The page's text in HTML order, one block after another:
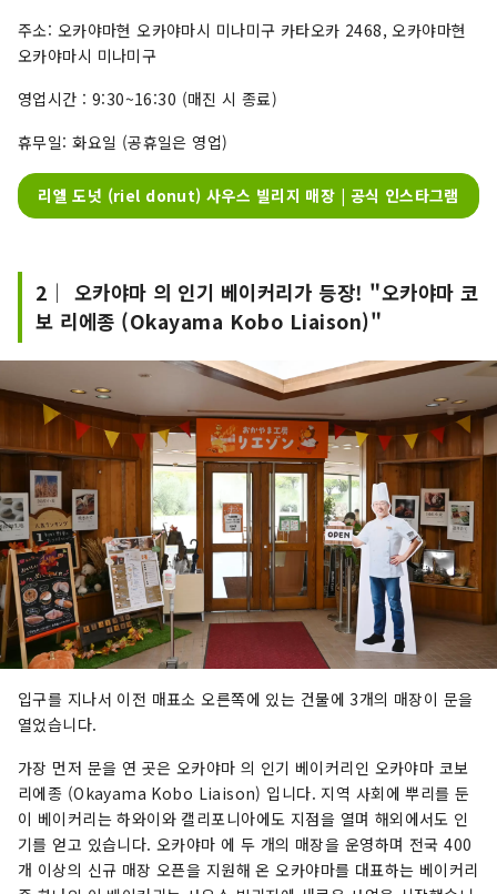
주소: 오카야마현 오카야마시 미나미구 카타오카 2468, 오카야마현
오카야마시 미나미구
영업시간 : 9:30~16:30 (매진 시 종료)
휴무일: 화요일 (공휴일은 영업)
리엘 도넛 (riel donut) 사우스 빌리지 매장 | 공식 인스타그램
2｜ 오카야마 의 인기 베이커리가 등장! "오카야마 코
보 리에종 (Okayama Kobo Liaison)"
입구를 지나서 이전 매표소 오른쪽에 있는 건물에 3개의 매장이 문을
열었습니다.
가장 먼저 문을 연 곳은 오카야마 의 인기 베이커리인 오카야마 코보
리에종 (Okayama Kobo Liaison) 입니다. 지역 사회에 뿌리를 둔
이 베이커리는 하와이와 캘리포니아에도 지점을 열며 해외에서도 인
기를 얻고 있습니다. 오카야마 에 두 개의 매장을 운영하며 전국 400
개 이상의 신규 매장 오픈을 지원해 온 오카야마를 대표하는 베이커리